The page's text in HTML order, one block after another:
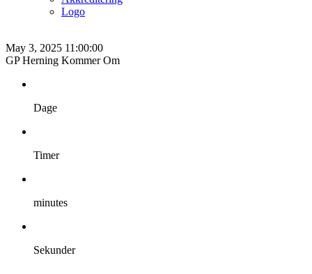
Logo
May 3, 2025 11:00:00
GP Herning Kommer Om
Dage
Timer
minutes
Sekunder